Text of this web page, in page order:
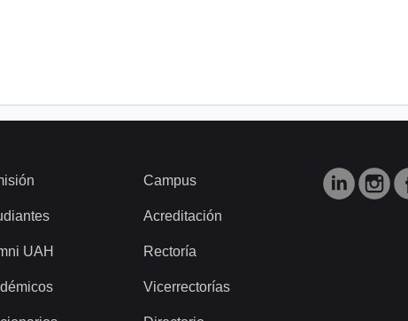
UAH
Campus
Acreditación
Rectoría
Vicerrectorías